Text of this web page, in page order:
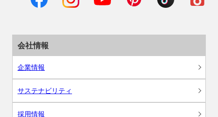
会社情報
企業情報
サステナビリティ
採用情報